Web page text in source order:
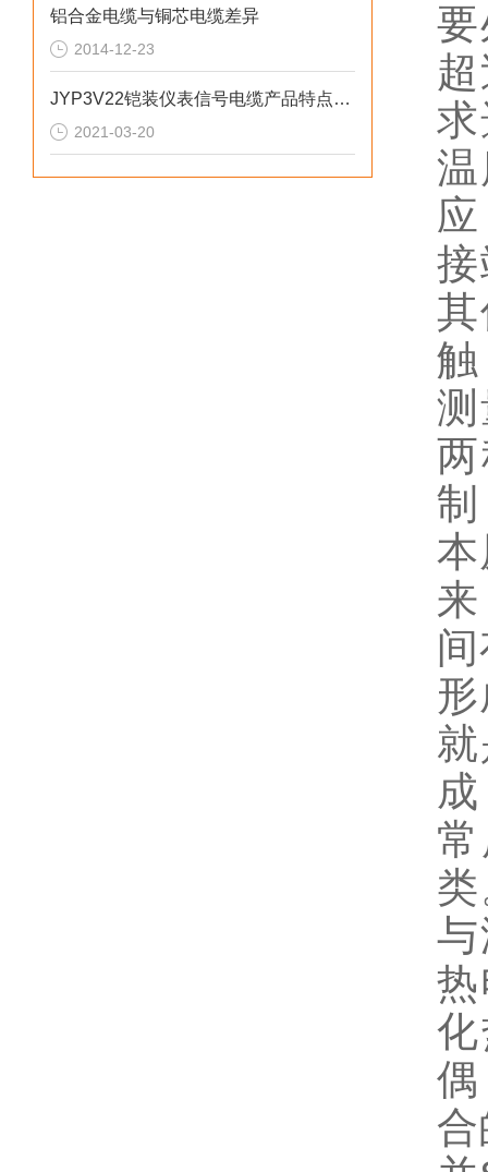
铝合金电缆与铜芯电缆差异
2014-12-23
JYP3V22铠装仪表信号电缆产品特点及用途
2021-03-20
触